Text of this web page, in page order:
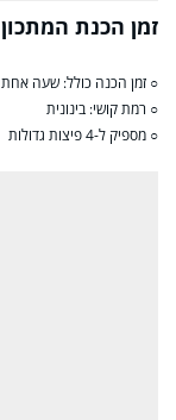
זמן הכנת המתכון
○ זמן הכנה כולל: שעה אחת
○ רמת קושי: בינונית
○ מספיק ל-4 פיצות גדולות